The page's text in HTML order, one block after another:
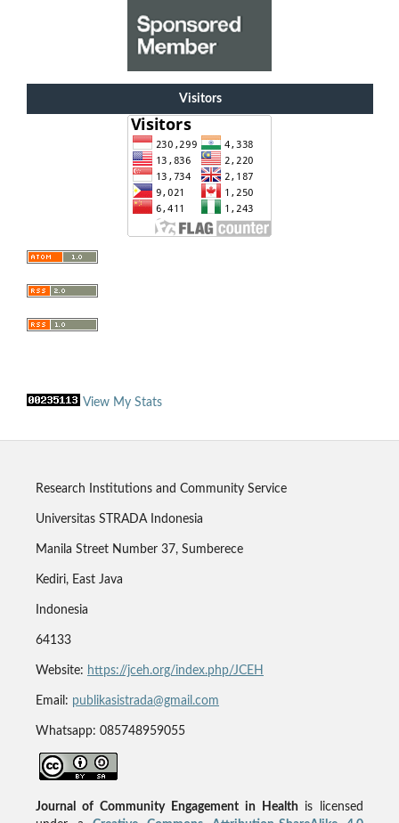
Visitors
View My Stats
Research Institutions and Community Service
Universitas STRADA Indonesia
Manila Street Number 37, Sumberece
Kediri, East Java
Indonesia
64133
Website: https://jceh.org/index.php/JCEH
Email: publikasistrada@gmail.com
Whatsapp: 085748959055
Journal of Community Engagement in Health is licensed